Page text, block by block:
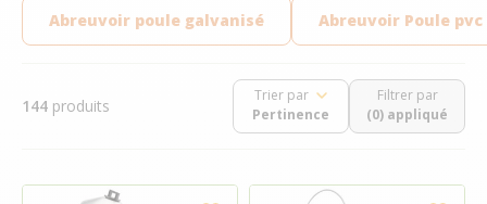
Abreuvoir poule galvanisé Abreuvoir Poule pvc
144 produits
Trier par
Filtrer par
(0) appliqué